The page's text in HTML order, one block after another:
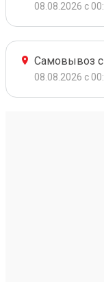
08.08.2026 с
Самовывоз с
08.08.2026 с